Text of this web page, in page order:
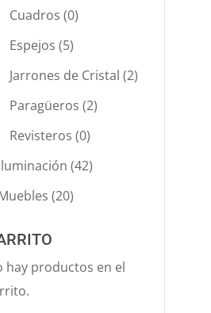
Cuadros (0)
Espejos (5)
Jarrones de Cristal (2)
Paragüeros (2)
Revisteros (0)
(42)
(20)
hay productos en el